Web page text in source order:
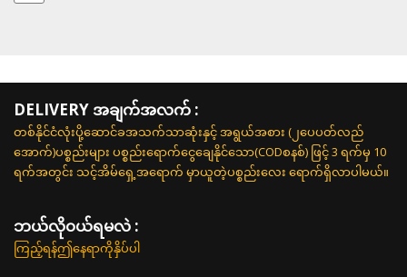
DELIVERY အချက်အလက် :
တစ်နိုင်ငံလုံးပို့ဆောင်ခအသက်သာဆုံးနှင့် အရွယ်အစား (၂ပေပတ်လည်
အောက်)ပစ္စည်းများ ပစ္စည်းရောက်ငွေချေနိုင်သော(CODစနစ်) ဖြင့် 3 ရက်မှ 10
ရက်အတွင်း သင့်အိမ်ရှေ့အရောက် မှာယူတဲ့ပစ္စည်းလေး ရောက်ရှိလာပါမယ်။
ဘယ်လို၀ယ်ရမလဲ :
ကြည့်ရန်ဤနေရာကိုနှိပ်ပါ